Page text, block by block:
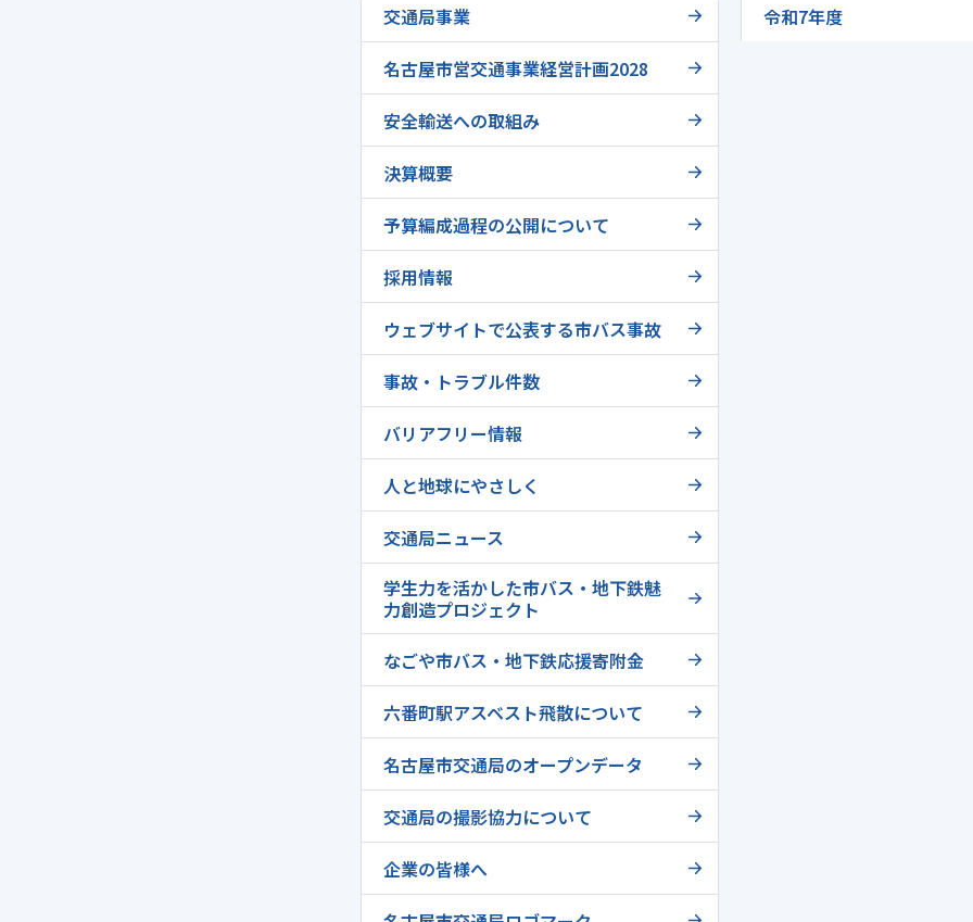
交通局事業
名古屋市営交通事業経営計画2028
安全輸送への取組み
決算概要
予算編成過程の公開について
採用情報
ウェブサイトで公表する市バス事故
事故・トラブル件数
バリアフリー情報
人と地球にやさしく
交通局ニュース
学生力を活かした市バス・地下鉄魅
力創造プロジェクト
なごや市バス・地下鉄応援寄附金
六番町駅アスベスト飛散について
名古屋市交通局のオープンデータ
交通局の撮影協力について
企業の皆様へ
令和7年度